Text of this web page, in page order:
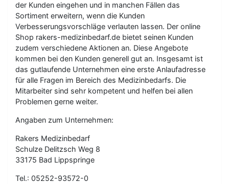
der Kunden eingehen und in manchen Fällen das
Sortiment erweitern, wenn die Kunden
Verbesserungsvorschläge verlauten lassen. Der online
Shop rakers-medizinbedarf.de bietet seinen Kunden
zudem verschiedene Aktionen an. Diese Angebote
kommen bei den Kunden generell gut an. Insgesamt ist
das gutlaufende Unternehmen eine erste Anlaufadresse
für alle Fragen im Bereich des Medizinbedarfs. Die
Mitarbeiter sind sehr kompetent und helfen bei allen
Problemen gerne weiter.
Angaben zum Unternehmen:
Rakers Medizinbedarf
Schulze Delitzsch Weg 8
33175 Bad Lippspringe
Tel.: 05252-93572-0